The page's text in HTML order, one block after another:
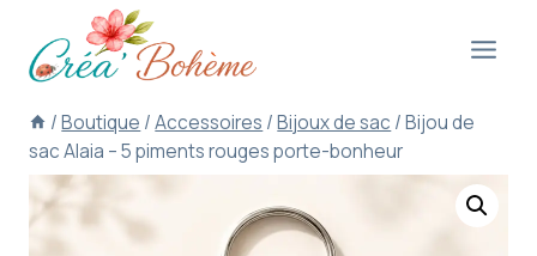
contenu
/ Boutique / Accessoires / Bijoux de sac / Bijou de
sac Alaia – 5 piments rouges porte-bonheur